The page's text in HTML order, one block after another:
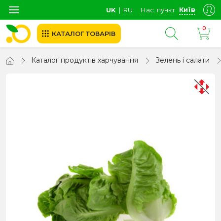
UK ∣ RU Нас. пункт Київ
КАТАЛОГ ТОВАРІВ
0
Каталог продуктів харчування Зелень і салати